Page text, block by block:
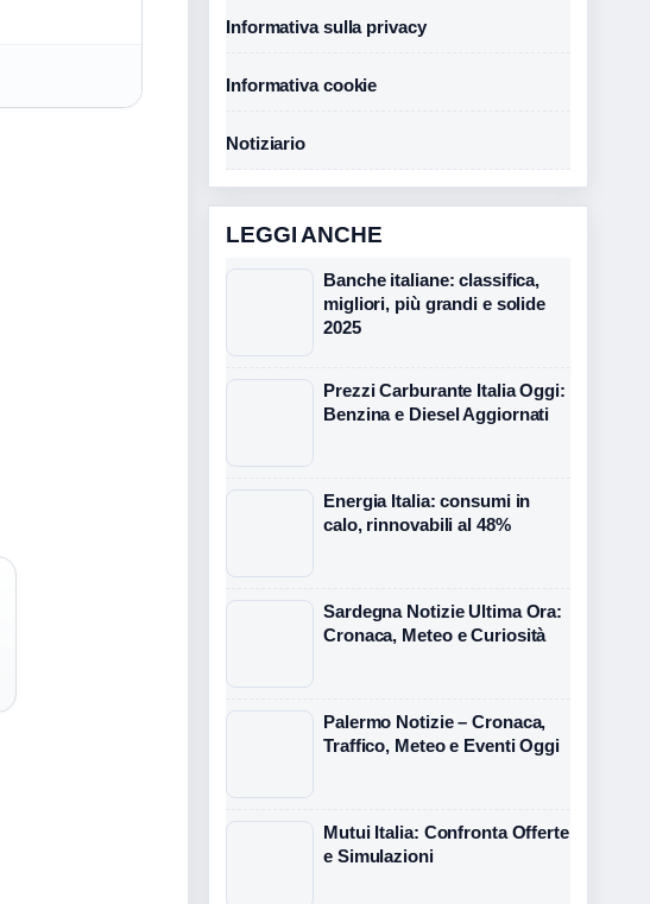
Informativa sulla privacy
Informativa cookie
Notiziario
LEGGI ANCHE
Banche italiane: classifica,
migliori, più grandi e solide
2025
Prezzi Carburante Italia Oggi:
Benzina e Diesel Aggiornati
Energia Italia: consumi in
calo, rinnovabili al 48%
Sardegna Notizie Ultima Ora:
Cronaca, Meteo e Curiosità
Palermo Notizie – Cronaca,
Traffico, Meteo e Eventi Oggi
Mutui Italia: Confronta Offerte
e Simulazioni